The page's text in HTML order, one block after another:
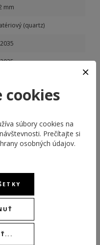
mm
(quartz)
cookies
súbory cookies na
Prečítajte si
osobných údajov.